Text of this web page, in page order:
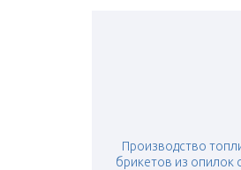
Производство
брикетов из опилок